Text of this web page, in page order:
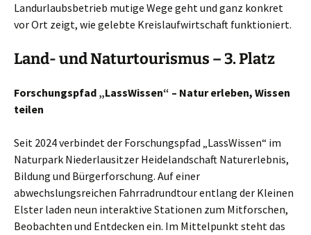
Landurlaubsbetrieb mutige Wege geht und ganz konkret
vor Ort zeigt, wie gelebte Kreislaufwirtschaft funktioniert.
Land- und Naturtourismus – 3. Platz
Forschungspfad „LassWissen“ – Natur erleben, Wissen
teilen
Seit 2024 verbindet der Forschungspfad „LassWissen“ im
Naturpark Niederlausitzer Heidelandschaft Naturerlebnis,
Bildung und Bürgerforschung. Auf einer
abwechslungsreichen Fahrradrundtour entlang der Kleinen
Elster laden neun interaktive Stationen zum Mitforschen,
Beobachten und Entdecken ein. Im Mittelpunkt steht das